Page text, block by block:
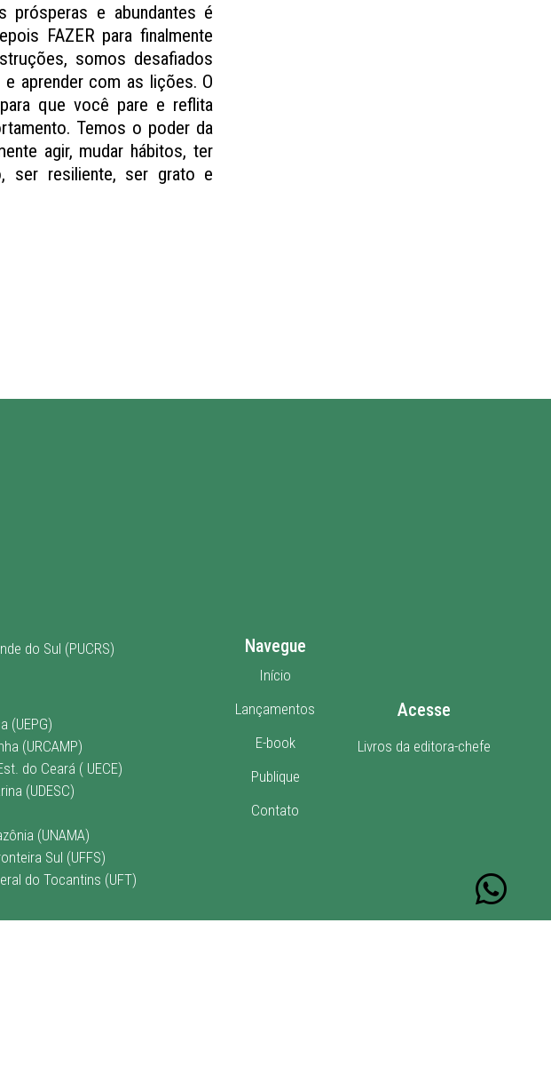
prósperas e abundantes é
FAZER para finalmente
somos desafiados
aprender com as lições. O
que você pare e reflita
Temos o poder da
agir, mudar hábitos, ter
ser resiliente, ser grato e
do Sul (PUCRS)
(UEPG)
(URCAMP)
do Ceará ( UECE)
(UDESC)
(UNAMA)
Sul (UFFS)
do Tocantins (UFT)
Navegue
Início
Lançamentos
E-book
Publique
Contato
Acesse
Livros da editora-chefe